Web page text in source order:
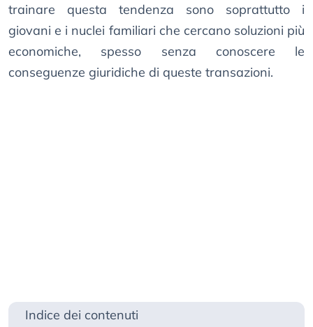
trainare questa tendenza sono soprattutto i
giovani e i nuclei familiari che cercano soluzioni più
economiche, spesso senza conoscere le
conseguenze giuridiche di queste transazioni.
Indice dei contenuti